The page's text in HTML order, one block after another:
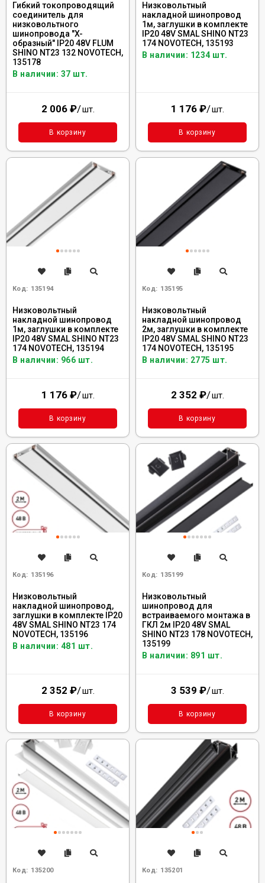
Гибкий токопроводящий
соединитель для
низковольтного
шинопровода "X-
образный" IP20 48V FLUM
SHINO NT23 132 NOVOTECH,
135178
В наличии: 37 шт.
2 006 ₽/шт.
В корзину
Низковольтный
накладной шинопровод
1м, заглушки в комплекте
IP20 48V SMAL SHINO NT23
174 NOVOTECH, 135193
В наличии: 1234 шт.
1 176 ₽/шт.
В корзину
Код: 135194
Низковольтный
накладной шинопровод
1м, заглушки в комплекте
IP20 48V SMAL SHINO NT23
174 NOVOTECH, 135194
В наличии: 966 шт.
1 176 ₽/шт.
В корзину
Код: 135195
Низковольтный
накладной шинопровод
2м, заглушки в комплекте
IP20 48V SMAL SHINO NT23
174 NOVOTECH, 135195
В наличии: 2775 шт.
2 352 ₽/шт.
В корзину
Код: 135196
Низковольтный
накладной шинопровод,
заглушки в комплекте IP20
48V SMAL SHINO NT23 174
NOVOTECH, 135196
В наличии: 481 шт.
2 352 ₽/шт.
В корзину
Код: 135199
Низковольтный
шинопровод для
встраиваемого монтажа в
ГКЛ 2м IP20 48V SMAL
SHINO NT23 178 NOVOTECH,
135199
В наличии: 891 шт.
3 539 ₽/шт.
В корзину
Код: 135200 Код: 135201